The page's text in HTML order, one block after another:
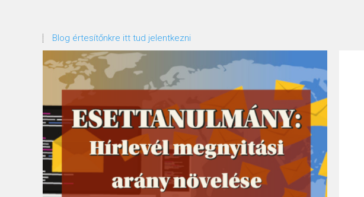
Blog értesítőnkre itt tud jelentkezni